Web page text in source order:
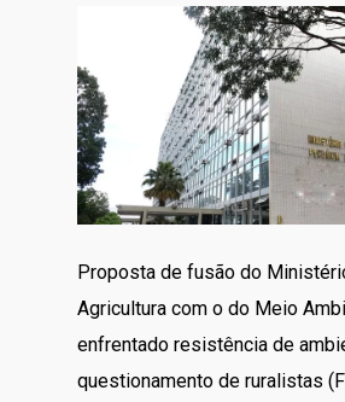
Proposta de fusão do
Agricultura com o do Meio
enfrentado resistência de
questionamento de ruralistas